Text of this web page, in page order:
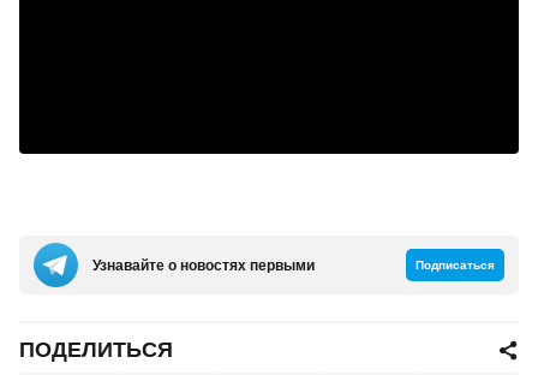
Узнавайте о новостях первыми Подписаться
ПОДЕЛИТЬСЯ